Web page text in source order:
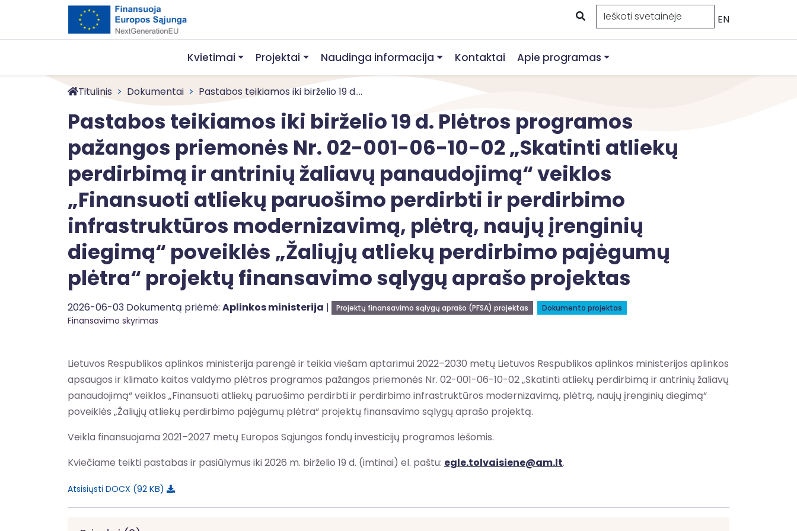
EN
Kvietimai Projektai Naudinga informacija Kontaktai Apie programas
Titulinis Dokumentai Pastabos teikiamos iki birželio 19 d....
Pastabos teikiamos iki birželio 19 d. Plėtros programos
pažangos priemonės Nr. 02-001-06-10-02 „Skatinti atliekų
perdirbimą ir antrinių žaliavų panaudojimą“ veiklos
„Finansuoti atliekų paruošimo perdirbti ir perdirbimo
infrastruktūros modernizavimą, plėtrą, naujų įrenginių
diegimą“ poveiklės „Žaliųjų atliekų perdirbimo pajėgumų
plėtra“ projektų finansavimo sąlygų aprašo projektas
2026-06-03 Dokumentą priėmė: Aplinkos ministerija | Projektų finansavimo sąlygų aprašo (PFSA) projektas Dokumento projektas
Finansavimo skyrimas
Lietuvos Respublikos aplinkos ministerija parengė ir teikia viešam aptarimui 2022–2030 metų Lietuvos Respublikos aplinkos ministerijos aplinkos
apsaugos ir klimato kaitos valdymo plėtros programos pažangos priemonės Nr. 02-001-06-10-02 „Skatinti atliekų perdirbimą ir antrinių žaliavų
panaudojimą“ veiklos „Finansuoti atliekų paruošimo perdirbti ir perdirbimo infrastruktūros modernizavimą, plėtrą, naujų įrenginių diegimą“
poveiklės „Žaliųjų atliekų perdirbimo pajėgumų plėtra“ projektų finansavimo sąlygų aprašo projektą.
Veikla finansuojama 2021–2027 metų Europos Sąjungos fondų investicijų programos lėšomis.
Kviečiame teikti pastabas ir pasiūlymus iki 2026 m. birželio 19 d. (imtinai) el. paštu: egle.tolvaisiene@am.lt.
Atsisiųsti DOCX 92 KB